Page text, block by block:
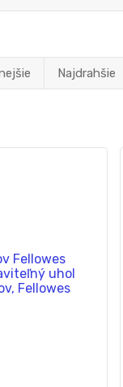
Najdrahšie